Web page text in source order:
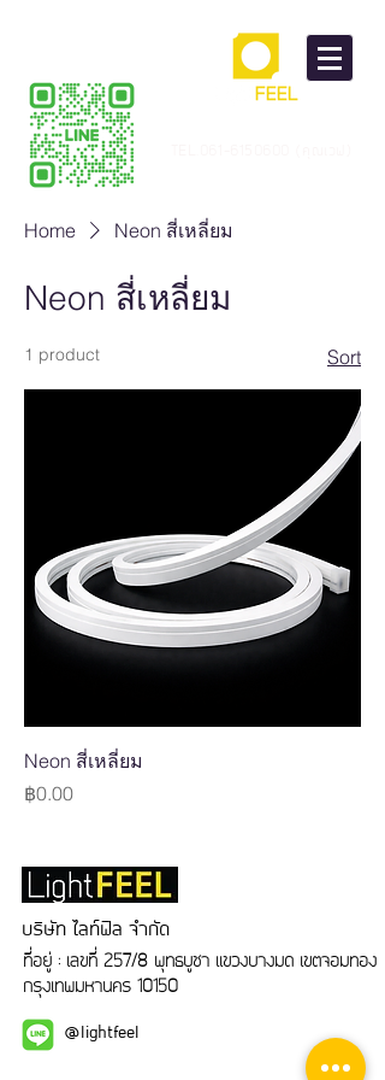
Home Neon สี่เหลี่ยม
Neon สี่เหลี่ยม
1 product Sort
Neon สี่เหลี่ยม
Price
฿0.00
บริษัท ไลท์ฟิล จำกัด
ที่อยู่ : เลขที่ 257/8 พุทธบูชา แขวงบางมด เขตจอมทอง
กรุงเทพมหานคร 10150
@lightfeel